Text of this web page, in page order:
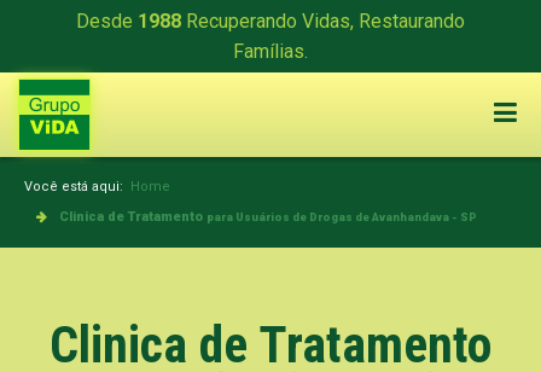
Desde 1988 Recuperando Vidas, Restaurando
Famílias.
Você está aqui: Home
Clinica de Tratamento para Usuários de Drogas de Avanhandava - SP
Clinica de Tratamento